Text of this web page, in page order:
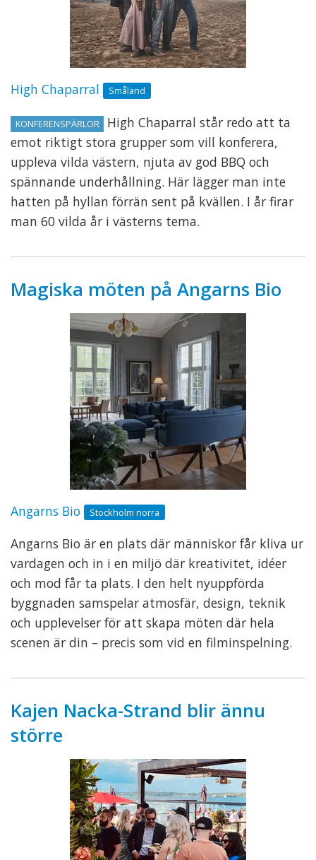
High Chaparral Småland
KONFERENSPÄRLOR
High Chaparral står redo att ta
emot riktigt stora grupper som vill konferera,
uppleva vilda västern, njuta av god BBQ och
spännande underhållning. Här lägger man inte
hatten på hyllan förrän sent på kvällen. I år firar
man 60 vilda år i västerns tema.
Magiska möten på Angarns Bio
Angarns Bio Stockholm norra
Angarns Bio är en plats där människor får kliva ur
vardagen och in i en miljö där kreativitet, idéer
och mod får ta plats. I den helt nyuppförda
byggnaden samspelar atmosfär, design, teknik
och upplevelser för att skapa möten där hela
scenen är din – precis som vid en filminspelning.
Kajen Nacka-Strand blir ännu
större